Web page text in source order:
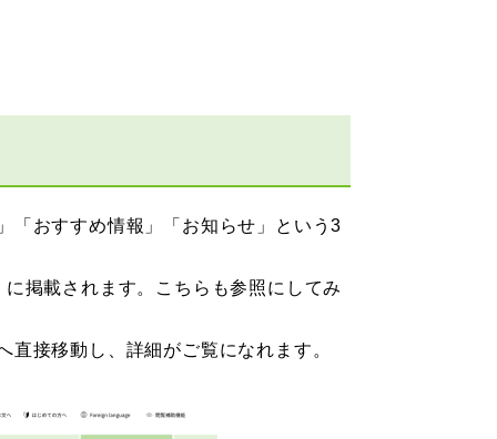
「おすすめ情報」「お知らせ」という3
掲載されます。こちらも参照にしてみ
接移動し、詳細がご覧になれます。